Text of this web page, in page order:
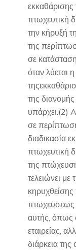
εκκαθάρισης
πτωχευτική
την κήρυξή
της
σε
όταν λύεται
της διανομής
υπάρχει.(2)
σε
διαδικασία
πτωχευτική
της
τελειώνει
πτωχεύσεως
αυτής, όπως
εταιρείας,
διάρκεια